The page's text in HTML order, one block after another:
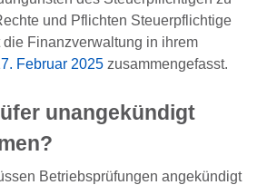
und Pflichten Steuerpflichtige
Finanzverwaltung in ihrem
Februar 2025 zusammengefasst.
unangekündigt
Betriebsprüfungen angekündigt